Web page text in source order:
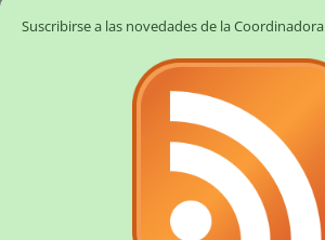
Suscribirse a las novedades de la Coordinadora